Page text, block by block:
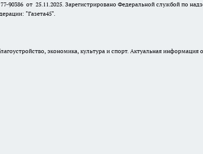
от 25.11.2025. Зарегистрировано Федеральной службой по
"Газета45".
экономика, культура и спорт. Актуальная информация